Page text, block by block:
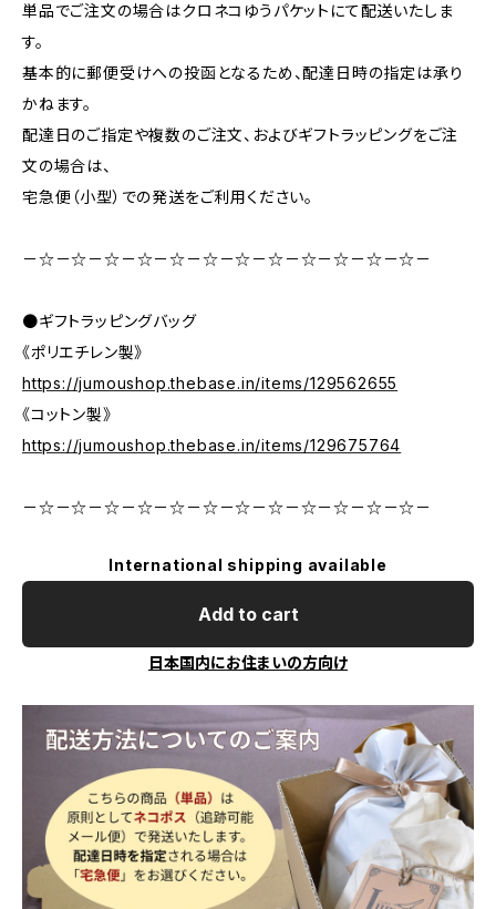
単品でご注文の場合はクロネコゆうパケットにて配送いたしま
す。
基本的に郵便受けへの投函となるため、配達日時の指定は承り
かねます。
配達日のご指定や複数のご注文、およびギフトラッピングをご注
文の場合は、
宅急便（小型）での発送をご利用ください。
－☆－☆－☆－☆－☆－☆－☆－☆－☆－☆－☆－☆－
●ギフトラッピングバッグ
《ポリエチレン製》
https://jumoushop.thebase.in/items/129562655
《コットン製》
https://jumoushop.thebase.in/items/129675764
－☆－☆－☆－☆－☆－☆－☆－☆－☆－☆－☆－☆－
International shipping available
Add to cart
日本国内にお住まいの方向け